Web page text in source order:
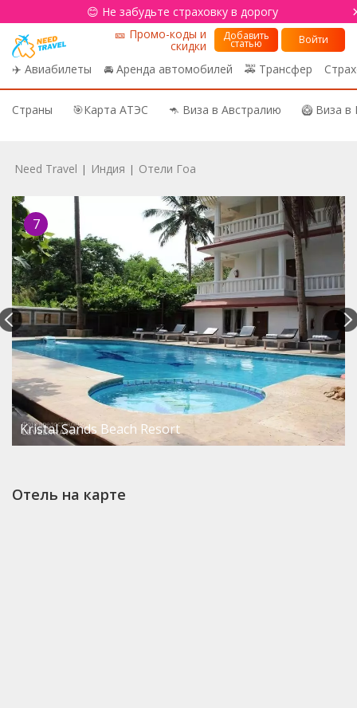
😊 Не забудьте страховку в дорогу
✈️ Авиабилеты 🚘 Аренда автомобилей 🚕 Трансфер
🎫 Промо-коды и
скидки
Добавить
статью Войти
Страны 🎯Карта АТЭС 🦘 Виза в Австралию 🥝 Виза
Need Travel | Индия | Отели Гоа
7
Kristal Sands Beach Resort
Отель на карте